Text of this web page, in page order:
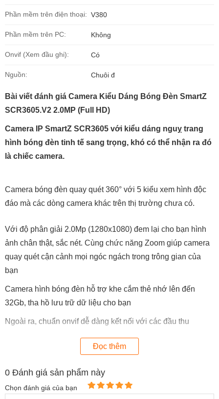
Phần mềm trên điện thoại: V380
Phần mềm trên PC: Không
Onvif (Xem đầu ghi): Có
Nguồn: Chuôi đ
Bài viết đánh giá Camera Kiểu Dáng Bóng Đèn SmartZ
SCR3605.V2 2.0MP (Full HD)
Camera IP SmartZ SCR3605 với kiểu dáng nguỵ trang
hình bóng đèn tinh tế sang trọng, khó có thể nhận ra đó
là chiếc camera.
Camera bóng đèn quay quét 360° với 5 kiểu xem hình độc
đáo mà các dòng camera khác trên thị trường chưa có.
Với độ phân giải 2.0Mp (1280x1080) đem lại cho bạn hình
ảnh chân thật, sắc nét. Cùng chức năng Zoom giúp camera
quay quét cận cảnh mọi ngóc ngách trong trông gian của
bạn
Camera hình bóng đèn hỗ trợ khe cắm thẻ nhớ lên đến
32Gb, tha hồ lưu trữ dữ liệu cho bạn
Ngoài ra, chuẩn onvif dễ dàng kết nối với các đầu thu
thu SmartZ, đầu thu Hikvision, đầu thu Dahua.
Riêng với các đầu thu analog có thể tích hợp camera IP
(DVR) thì không kết nối được.
Đọc thêm
0 Đánh giá sản phẩm này
Chọn đánh giá của bạn